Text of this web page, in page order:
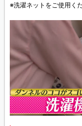
※洗濯ネットをご使用くだ